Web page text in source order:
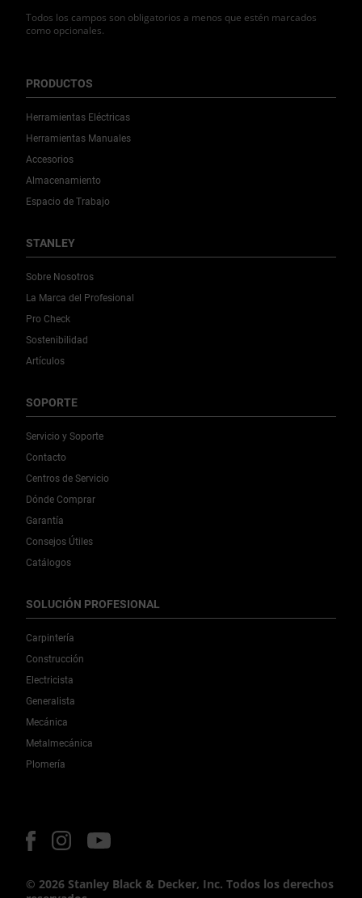
Todos los campos son obligatorios a menos que estén marcados
como opcionales.
PRODUCTOS
Herramientas Eléctricas
Herramientas Manuales
Accesorios
Almacenamiento
Espacio de Trabajo
STANLEY
Sobre Nosotros
La Marca del Profesional
Pro Check
Sostenibilidad
Artículos
SOPORTE
Servicio y Soporte
Contacto
Centros de Servicio
Dónde Comprar
Garantía
Consejos Útiles
Catálogos
SOLUCIÓN PROFESIONAL
Carpintería
Construcción
Electricista
Generalista
Mecánica
Metalmecánica
Plomería
© 2026 Stanley Black & Decker, Inc. Todos los derechos